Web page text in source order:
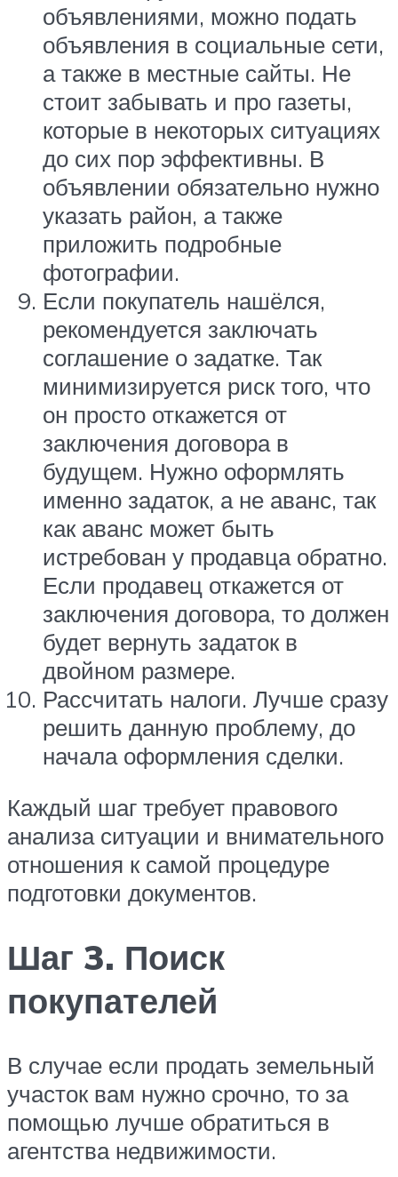
объявлениями, можно подать
объявления в социальные сети,
а также в местные сайты. Не
стоит забывать и про газеты,
которые в некоторых ситуациях
до сих пор эффективны. В
объявлении обязательно нужно
указать район, а также
приложить подробные
фотографии.
Если покупатель нашёлся,
рекомендуется заключать
соглашение о задатке. Так
минимизируется риск того, что
он просто откажется от
заключения договора в
будущем. Нужно оформлять
именно задаток, а не аванс, так
как аванс может быть
истребован у продавца обратно.
Если продавец откажется от
заключения договора, то должен
будет вернуть задаток в
двойном размере.
Рассчитать налоги. Лучше сразу
решить данную проблему, до
начала оформления сделки.
Каждый шаг требует правового
анализа ситуации и внимательного
отношения к самой процедуре
подготовки документов.
Шаг 3. Поиск
покупателей
В случае если продать земельный
участок вам нужно срочно, то за
помощью лучше обратиться в
агентства недвижимости.